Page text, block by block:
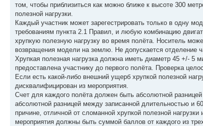
том, чтобы приблизиться как можно ближе к высоте 300
полезной нагрузки.
Каждый участник может зарегестрировать только в одну
требованиям пункта 2.1 Правил, и любую комбинацию
хрупкую полезную нагрузку во время полёта. Носитель
возвращения модели на землю. Не допускается отделение
Хрупкая полезная нагрузка должна иметь диаметр 45 +/- 5
предоставлена участнику до первого полёта. Проверка
Если есть какой-либо внешний ущерб хрупкой полезной
дисквалифицирован из мероприятия.
Счет для каждого полёта должен быть абсолютной
абсолютной разницей между записанной длительностью и
причине, отличной от сломанной хрупкой полезной
мероприятия должны быть суммой баллов от каждого из